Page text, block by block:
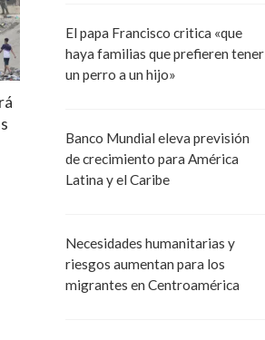
El papa Francisco critica «que
haya familias que prefieren tener
un perro a un hijo»
Banco Mundial eleva previsión
de crecimiento para América
Latina y el Caribe
Necesidades humanitarias y
riesgos aumentan para los
migrantes en Centroamérica